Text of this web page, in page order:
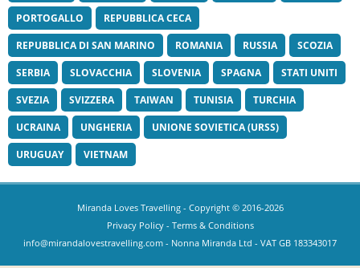
PORTOGALLO
REPUBBLICA CECA
REPUBBLICA DI SAN MARINO
ROMANIA RUSSIA
SCOZIA
SERBIA
SLOVACCHIA SLOVENIA SPAGNA
STATI UNITI
SVEZIA
SVIZZERA TAIWAN TUNISIA
TURCHIA
UCRAINA
UNGHERIA
UNIONE SOVIETICA (URSS)
URUGUAY
VIETNAM
Miranda Loves Travelling- Copyright © 2016-2026
Privacy Policy- Terms & Conditions
info@mirandalovestravelling.com - Nonna Miranda Ltd - VAT GB 183343017